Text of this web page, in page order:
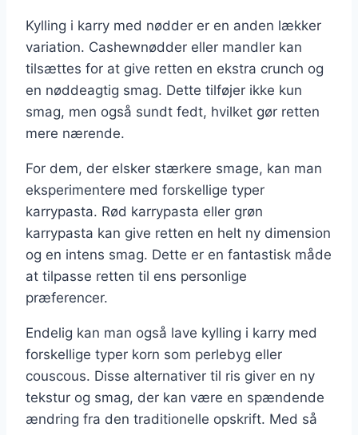
Kylling i karry med nødder er en anden lækker
variation. Cashewnødder eller mandler kan
tilsættes for at give retten en ekstra crunch og
en nøddeagtig smag. Dette tilføjer ikke kun
smag, men også sundt fedt, hvilket gør retten
mere nærende.
For dem, der elsker stærkere smage, kan man
eksperimentere med forskellige typer
karrypasta. Rød karrypasta eller grøn
karrypasta kan give retten en helt ny dimension
og en intens smag. Dette er en fantastisk måde
at tilpasse retten til ens personlige
præferencer.
Endelig kan man også lave kylling i karry med
forskellige typer korn som perlebyg eller
couscous. Disse alternativer til ris giver en ny
tekstur og smag, der kan være en spændende
ændring fra den traditionelle opskrift. Med så